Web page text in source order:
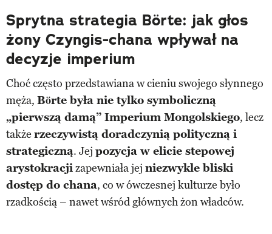
Sprytna strategia Börte: jak głos
żony Czyngis-chana wpływał na
decyzje imperium
Choć często przedstawiana w cieniu swojego słynnego
męża, Börte była nie tylko symboliczną
„pierwszą damą” Imperium Mongolskiego, lecz
także rzeczywistą doradczynią polityczną i
strategiczną. Jej pozycja w elicie stepowej
arystokracjizapewniała jej niezwykle bliski
dostęp do chana, co w ówczesnej kulturze było
rzadkością – nawet wśród głównych żon władców.